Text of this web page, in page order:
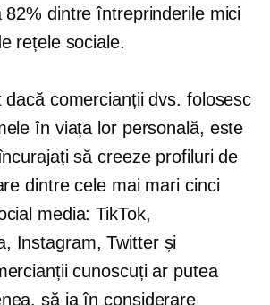
82% dintre întreprinderile mici
rețele sociale.
dacă comercianții dvs. folosesc
în viața lor personală, este
să creeze profiluri de
dintre cele mai mari cinci
media: TikTok,
Instagram, Twitter și
cunoscuți ar putea
să ia în considerare